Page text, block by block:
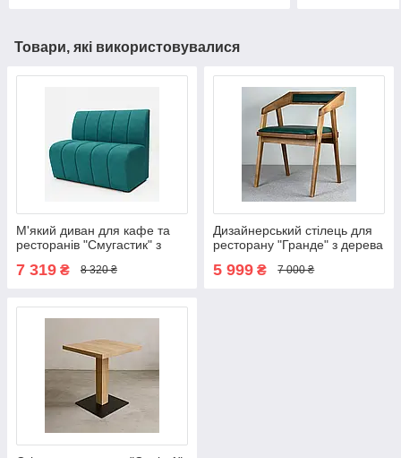
Товари, які використовувалися
М'який диван для кафе та
ресторанів "Смугастик" з
7 319 ₴ 8 320 ₴
Дизайнерський стілець для
ресторану "Гранде" з дерева
5 999 ₴ 7 000 ₴